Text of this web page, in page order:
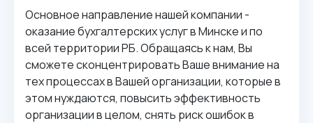
Основное направление нашей компании -
оказание бухгалтерских услуг в Минске и по
всей территории РБ. Обращаясь к нам, Вы
сможете сконцентрировать Ваше внимание на
тех процессах в Вашей организации, которые в
этом нуждаются, повысить эффективность
организации в целом, снять риск ошибок в